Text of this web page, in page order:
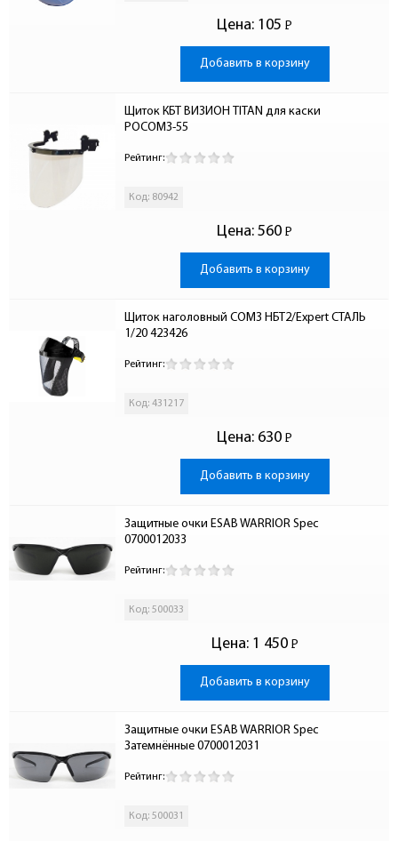
Цена: 105 Р
-
Добавить в корзину
Щиток КБТ ВИЗИОН TITAN для каски
РОСОМЗ-55
Рейтинг:
Код: 80942
Цена: 560 Р
-
Добавить в корзину
Щиток наголовный СОМЗ НБТ2/Expert СТАЛЬ
1/20 423426
Рейтинг:
Код: 431217
Цена: 630 Р
-
Добавить в корзину
Защитные очки ESAB WARRIOR Spec
0700012033
Рейтинг:
Код: 500033
Цена: 1 450 Р
-
Добавить в корзину
Защитные очки ESAB WARRIOR Spec
Затемнённые 0700012031
Рейтинг:
Код: 500031